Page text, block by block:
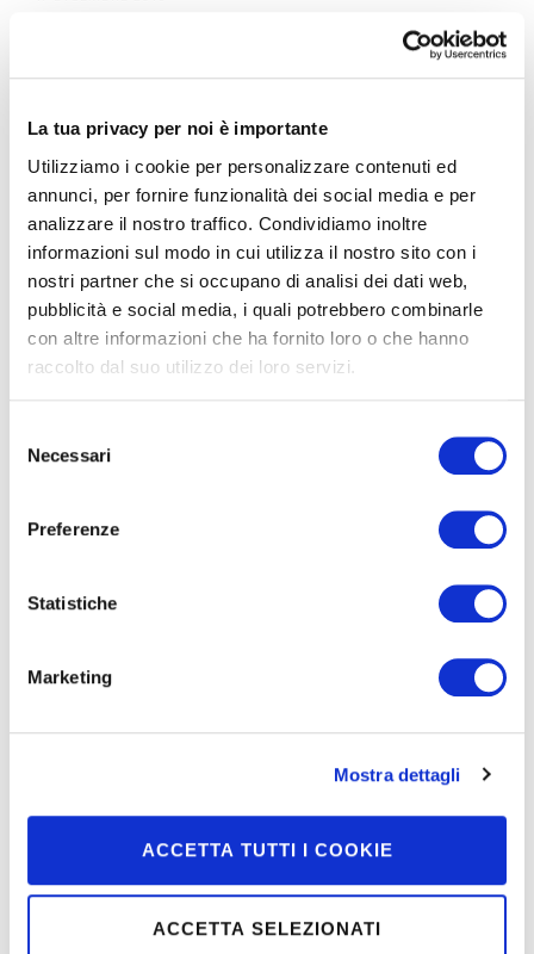
La tua privacy per noi è importante
Utilizziamo i cookie per personalizzare contenuti ed
annunci, per fornire funzionalità dei social media e per
analizzare il nostro traffico. Condividiamo inoltre
informazioni sul modo in cui utilizza il nostro sito con i
nostri partner che si occupano di analisi dei dati web,
pubblicità e social media, i quali potrebbero combinarle
con altre informazioni che ha fornito loro o che hanno
raccolto dal suo utilizzo dei loro servizi.
delNecessari
Preferenze
Statistiche
Marketing
Mostra dettagli
ACCETTA TUTTI I COOKIE
ACCETTA SELEZIONATI
Lo scorso Mercoledì, presso la Camera dei Deputati, la 12°
Commissione per gli Affari Sociali, ha richiesto l’intervento
CONTINUA
25 SETTEMBRE 2018
30 Settembre, è un’occasione importante per raccontare il
abilità, oltre i propri limiti. Noi ci saremo: ecco come e
CONTINUA